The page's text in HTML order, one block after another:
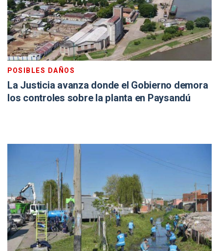
POSIBLES DAÑOS
La Justicia avanza donde el Gobierno demora
los controles sobre la planta en Paysandú